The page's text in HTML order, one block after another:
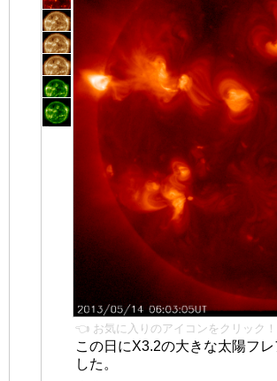
👈 お気に入りのアイコンをクリック！
この日にX3.2の大きな太陽フレ
した。